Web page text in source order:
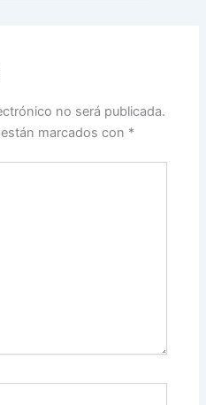
no será publicada.
marcados con *